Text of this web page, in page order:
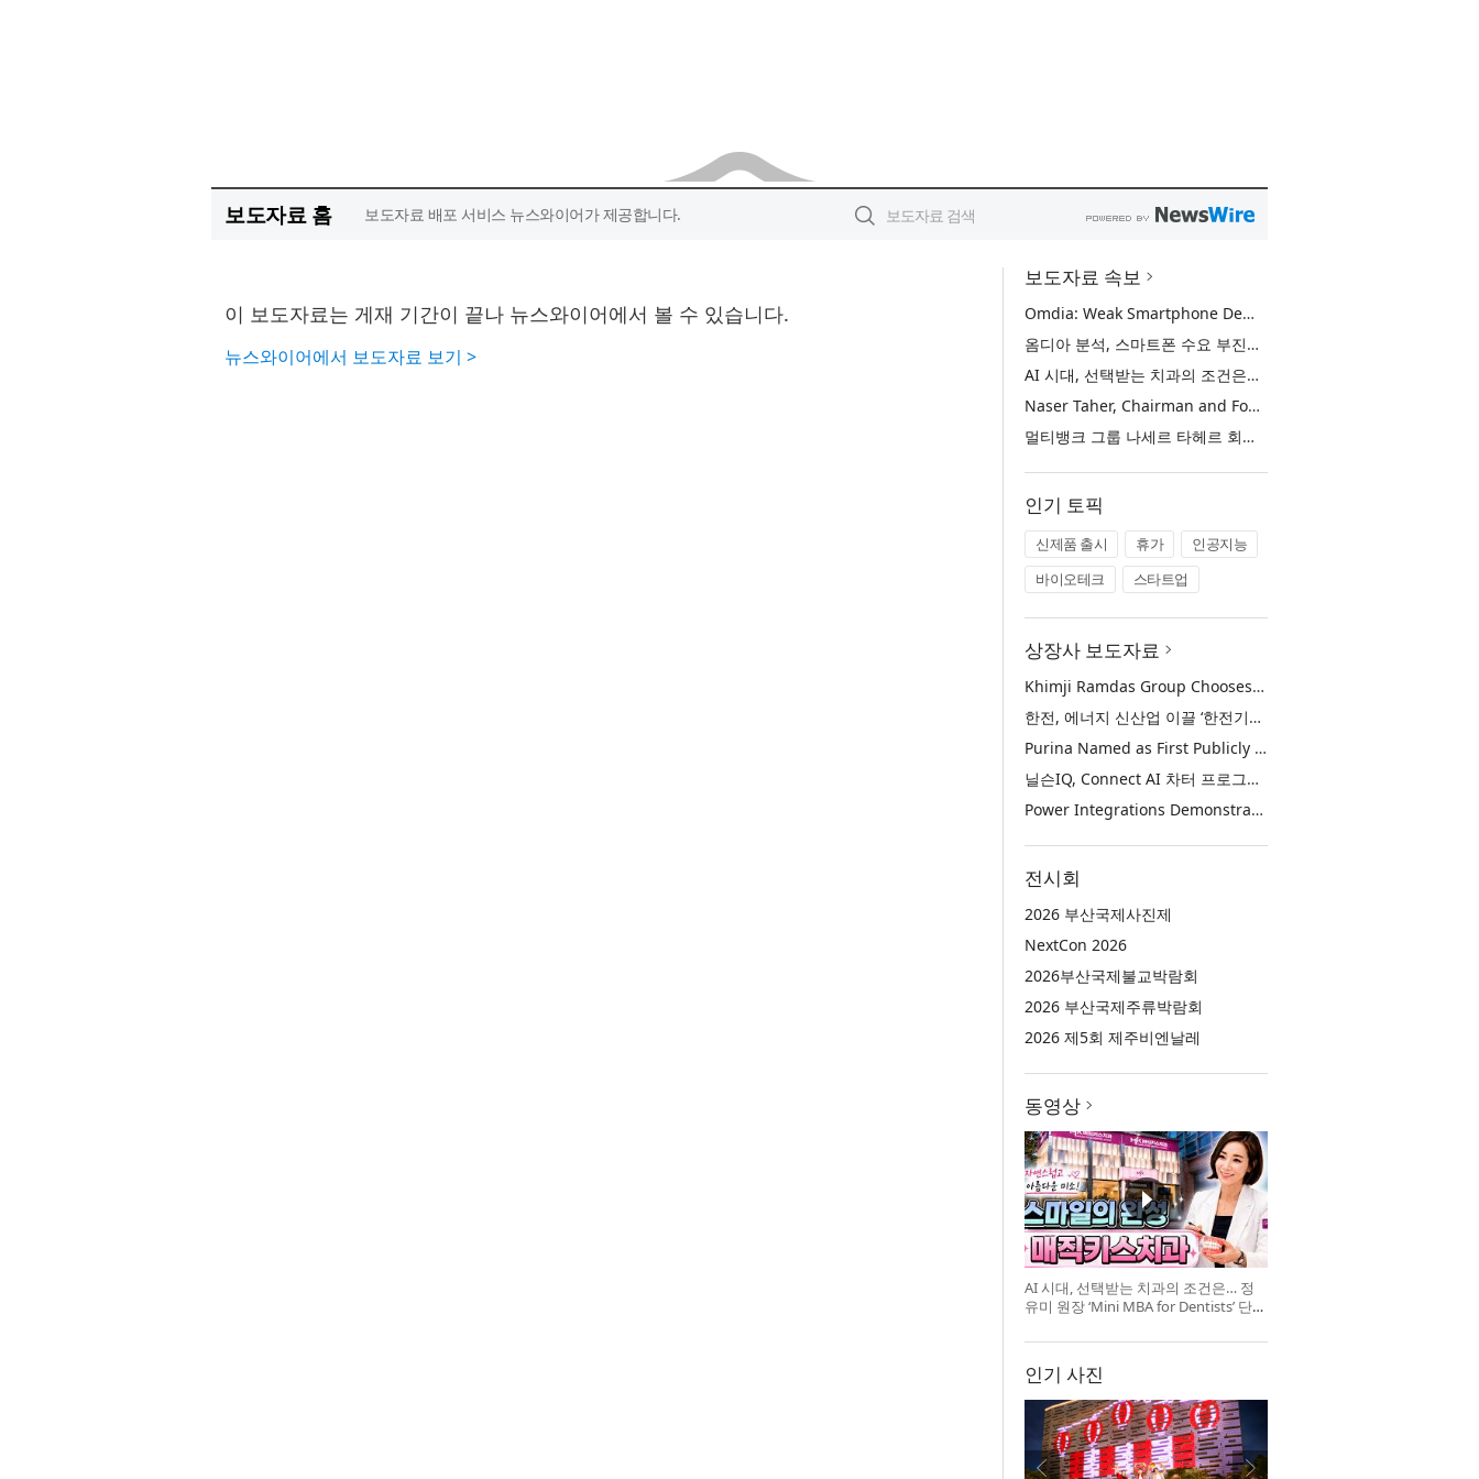
보도자료 홈 보도자료 배포 서비스 뉴스와이어가 제공합니다.
이 보도자료는 게재 기간이 끝나 뉴스와이어에서 볼 수 있습니다.
뉴스와이어에서 보도자료 보기 >
보도자료 속보
Omdia: Weak Smartphone Demand Drives Record Growth in Display Shipments to Refurbished Phone Market
옴디아 분석, 스마트폰 수요 부진에 리퍼비시 폰 디스플레이 출하량 사상 최대 기록
AI 시대, 선택받는 치과의 조건은… 정유미 원장 ‘Mini MBA for Dentists’ 단독 특강 개최
Naser Taher, Chairman and Founder of MultiBank Group, Honored by H.H. Sheikh Nahyan bin Mubarak Al Nahyan with the Golden Excellence Award for FinTech, Digital Asset and Blockchain Excellence
멀티뱅크 그룹 나세르 타헤르 회장, 핀테크·디지털 자산·블록체인 부문 ‘골든 엑설런스상’ 수상
인기 토픽
신제품 출시 휴가
인공지능
바이오테크
스타트업
상장사 보도자료
Khimji Ramdas Group Chooses Rimini Street to Reduce SAP Support Costs, Protect 700+ Customizations and Reinvest Savings in Innovation
한전, 에너지 신산업 이끌 ‘한전기술지주’ 공식 출범
Purina Named as First Publicly Announced NIQ ConnectAI Charter Client
닐슨IQ, Connect AI 차터 프로그램 최초 고객사 ‘퓨리나’ 선정
Power Integrations Demonstrates World’s First 2200 V GaN Technology for Next-Era High-Voltage Power Systems
전시회
2026 부산국제사진제
NextCon 2026
2026부산국제불교박람회
2026 부산국제주류박람회
2026 제5회 제주비엔날레
동영상
AI 시대, 선택받는 치과의 조건은… 정
유미 원장 ‘Mini MBA for Dentists’ 단독
인기 사진